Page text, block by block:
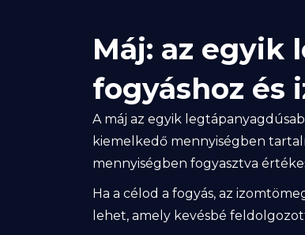
Máj: az egyik
fogyáshoz és
A máj az egyik
kiemelkedő mennyiségben
mennyiségben fogyasztva
Ha a célod a fogyás, az
lehet, amely kevésbé